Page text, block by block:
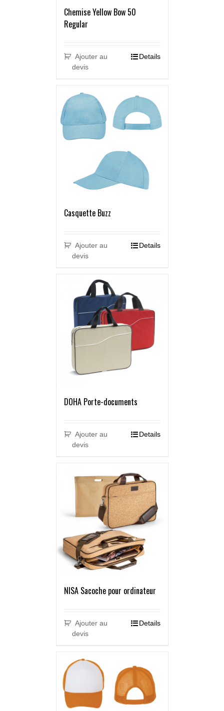
Chemise Yellow Bow 50
Regular
Ajouter au
devis
Details
Casquette Buzz
Ajouter au
devis
Details
DOHA Porte-documents
Ajouter au
devis
Details
NISA Sacoche pour ordinateur
Ajouter au
devis
Details